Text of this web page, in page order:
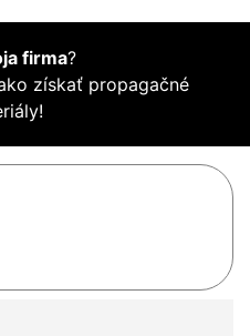
firma?
získať propagačné